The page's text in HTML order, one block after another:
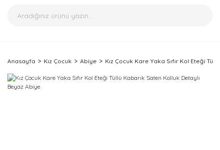
Anasayfa Kız Çocuk Abiye Kız Çocuk Kare Yaka Sıfır Kol Eteği